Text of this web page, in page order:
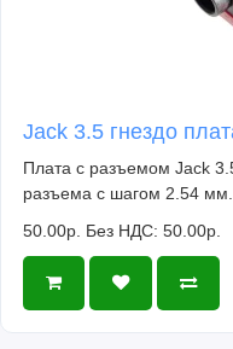
Jack 3.5 гнездо
Плата с разъемом Jack
разъема с шагом 2.54 мм.
50.00р. Без НДС: 50.00р.